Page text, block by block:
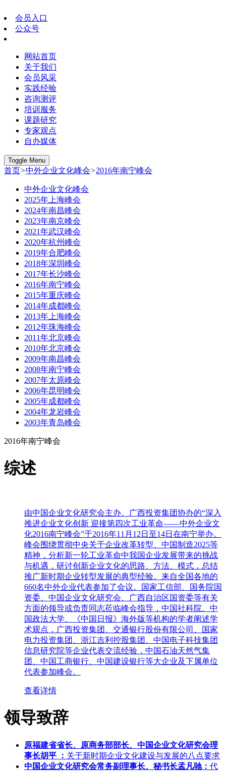
会员入口
公众号
网站首页
关于我们
会员风采
实践经验
咨询测评
培训服务
课题研究
专家观点
自办媒体
Toggle Menu
首页>中外企业文化峰会>2016年南宁峰会
中外企业文化峰会
2025年上海峰会
2024年南昌峰会
2023年南京峰会
2021年武汉峰会
2020年杭州峰会
2019年合肥峰会
2018年深圳峰会
2017年长沙峰会
2016年南宁峰会
2015年重庆峰会
2014年成都峰会
2013年上海峰会
2012年珠海峰会
2011年北京峰会
2010年北京峰会
2009年南昌峰会
2008年南宁峰会
2007年太原峰会
2006年昆明峰会
2005年成都峰会
2004年龙岩峰会
2003年青岛峰会
2016年南宁峰会
综述
由中国企业文化研究会主办、广西投资集团协办的“深入
推进企业文化创新 迎接第四次工业革命——中外企业文
化2016南宁峰会”于2016年11月12日至14日在南宁举办。
峰会围绕贯彻中央关于企业改革转型、中国制造2025等
精神，分析新一轮工业革命中我国企业发展带来的挑战
与机遇，研讨创新企业文化的思路、方法、模式，总结
推广新时期企业转型发展的典型经验。来自全国各地的
660名中外企业代表参加了会议。国家工信部、国务院国
资委、中国企业文化研究会、广西自治区国资委等有关
方面的领导或负责同志莅临峰会指导，中国社科院、中
国政法大学、《中国日报》海外版等机构的学者阐述学
术观点，广西投资集团、交通银行股份有限公司、国家
电力投资集团、浙江吉利控股集团、中国电子科技集团
信息研究院等企业代表交流经验，中国石油天然气集
团、中国工商银行、中国建设银行等大企业及下属单位
代表参加峰会。
查看详情
领导致辞
原福建省省长、原商务部部长、中国企业文化研究会理
事长胡平 ： 关于新时期企业文化建设与发展的八点要求
中国企业文化研究会常务副理事长、秘书长孟凡驰： 代